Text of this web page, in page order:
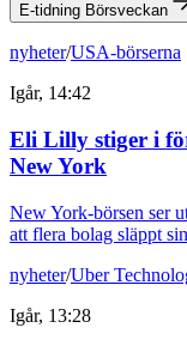
E-tidning Börsveckan
nyheter/USA-börserna
Igår, 14:42
Eli Lilly stiger i
New York
New York-börsen ser
att flera bolag släppt
nyheter/Uber
Igår, 13:28